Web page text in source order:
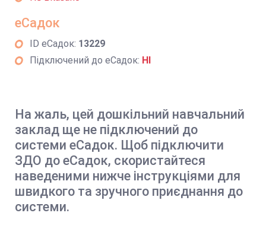
еСадок
ID еСадок: 13229
Підключений до еСадок: НІ
На жаль, цей дошкільний навчальний
заклад ще не підключений до
системи еСадок. Щоб підключити
ЗДО до еСадок, скористайтеся
наведеними нижче інструкціями для
швидкого та зручного приєднання до
системи.